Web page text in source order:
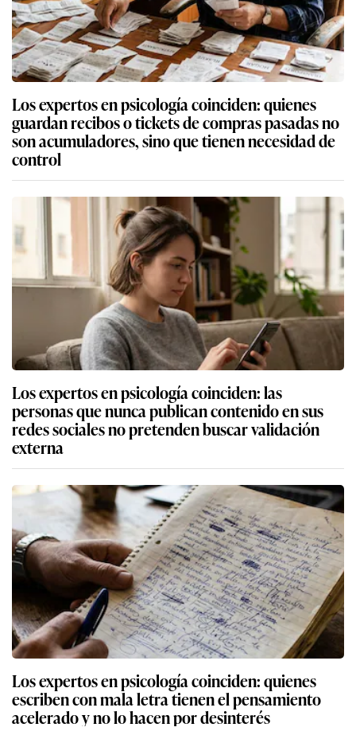
Los expertos en psicología coinciden: quienes
guardan recibos o tickets de compras pasadas no
son acumuladores, sino que tienen necesidad de
control
Los expertos en psicología coinciden: las
personas que nunca publican contenido en sus
redes sociales no pretenden buscar validación
externa
Los expertos en psicología coinciden: quienes
escriben con mala letra tienen el pensamiento
acelerado y no lo hacen por desinterés